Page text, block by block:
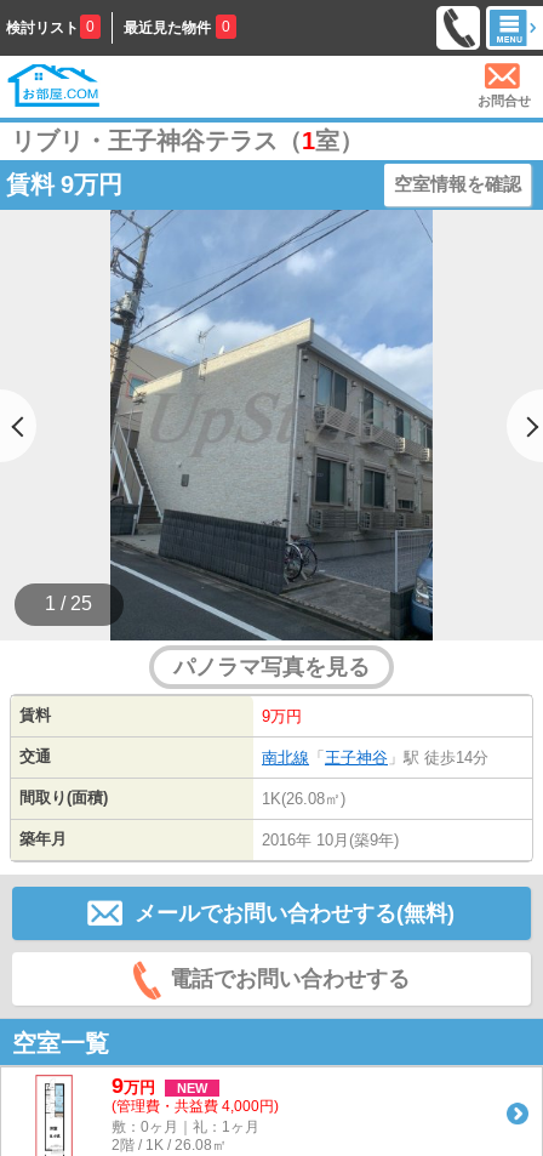
検討リスト 0 最近見た物件 0
お問合せ
リブリ・王子神谷テラス（1室）
賃料 9万円 空室情報を確認
1 / 25
パノラマ写真を見る
賃料 9万円
交通 南北線 「 王子神谷 」駅 徒歩14分
間取り(面積) 1K(26.08㎡)
築年月 2016年 10月(築9年)
メールでお問い合わせする(無料)
電話でお問い合わせする
空室一覧
9万円 NEW
(管理費・共益費 4,000円)
敷：0ヶ月｜礼：1ヶ月
2階 / 1K / 26.08㎡